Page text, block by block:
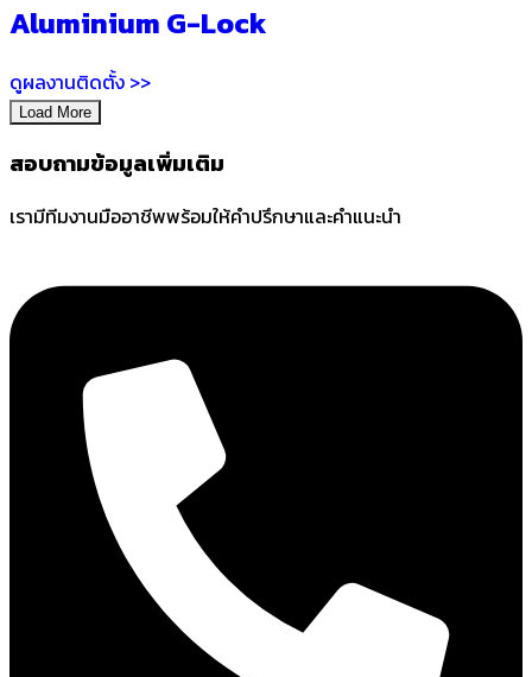
Aluminium G-Lock
ดูผลงานติดตั้ง >>
Load More
สอบถามข้อมูลเพิ่มเติม
เรามีทีมงานมืออาชีพพร้อมให้คำปรึกษาและคำแนะนำ